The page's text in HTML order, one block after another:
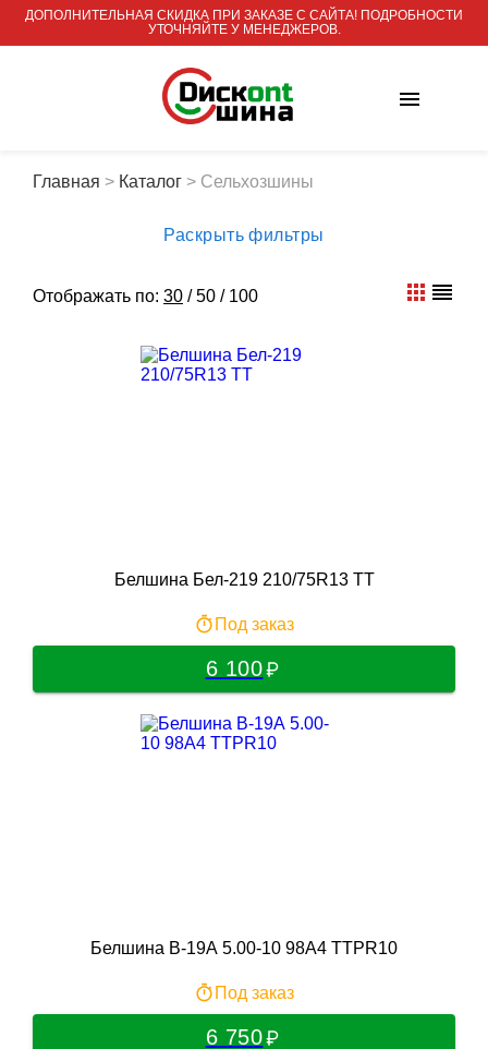
ДОПОЛНИТЕЛЬНАЯ СКИДКА ПРИ ЗАКАЗЕ С САЙТА! ПОДРОБНОСТИ
УТОЧНЯЙТЕ У МЕНЕДЖЕРОВ.
Главная > Каталог > Сельхозшины
Раскрыть фильтры
Отображать по: 30 / 50 / 100
Белшина Бел-219 210/75R13 TT
Под заказ
6 100
Белшина В-19А 5.00-10 98A4 TTPR10
Под заказ
6 750